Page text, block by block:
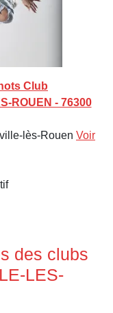
Club
ROUEN - 76300
lès-Rouen Voir
des clubs
LES-